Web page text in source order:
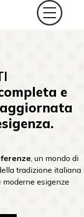
e
, un mondo di
tradizione italiana
esigenze